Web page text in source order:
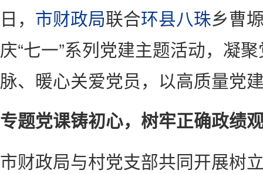
日， 市财政局联合环县八珠乡曹
庆“七一”系列党建主题活动，凝
脉、暖心关爱党员，以高质量党
专题党课铸初心，树牢正确政绩
市财政局与村党支部共同开展树